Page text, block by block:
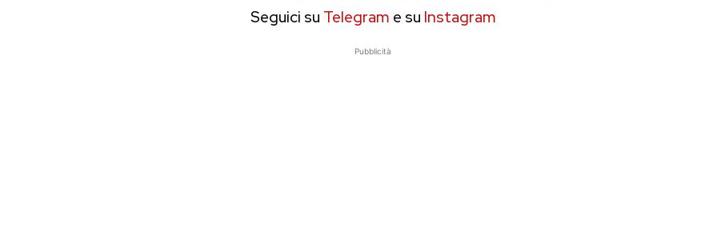
Seguici su Telegram e su Instagram
Pubblicità